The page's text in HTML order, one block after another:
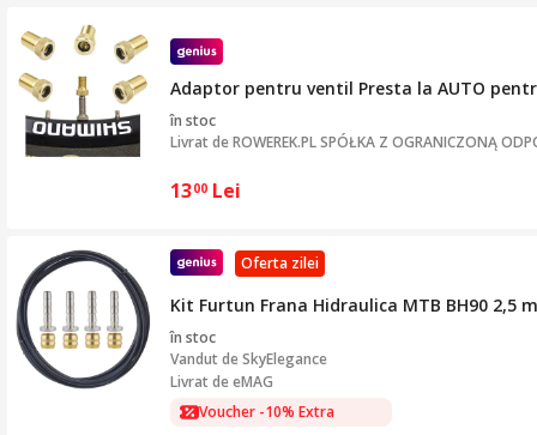
Adaptor pentru ventil Presta la AUTO
în stoc
Livrat deROWEREK.PL SPÓŁKA Z OGRANICZONĄ
1300 Lei
Oferta zilei
Kit Furtun Frana Hidraulica MTB BH90 2,5
în stoc
Vandut deSkyElegance
Livrat de eMAG
Voucher -10% Extra